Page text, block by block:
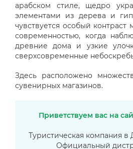
арабском стиле, щедро
элементами из дерева и
чувствуется особый
современностью, когда
древние дома и узкие
сверхсовременные
Здесь расположено
сувенирных магазинов.
Приветствуем вас на
Туристическая компания в
Официальный